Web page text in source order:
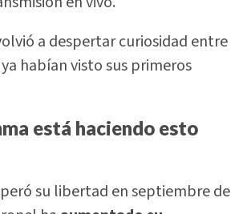
a despertar curiosidad entre
habían visto sus primeros
está haciendo esto
su libertad en septiembre de